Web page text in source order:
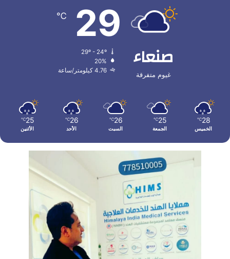
صنعاء
غيوم متفرقة
29
℃
20%
4.76 كيلومتر/ساعة
28
℃
الخميس
25
℃
الجمعة
26
℃
السبت
26
℃
الأحد
25
℃
الأثنين